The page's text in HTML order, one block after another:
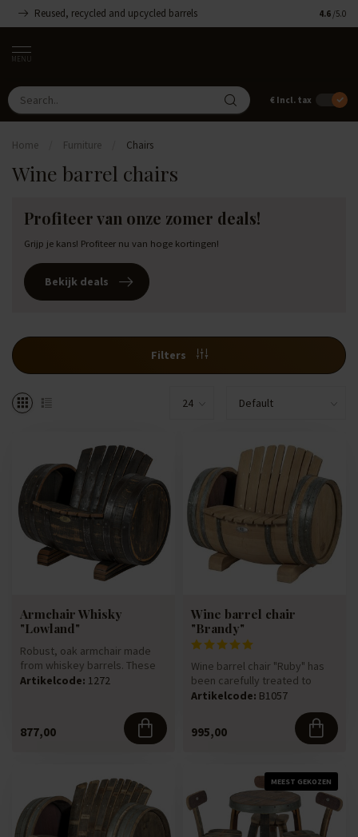
Reused, recycled and upcycled barrels 4.6 /5.0
MENU
€ Incl. tax
Home Furniture Chairs
Wine barrel chairs
Profiteer van onze zomer deals!
Grijp je kans! Profiteer nu van hoge kortingen!
Bekijk deals
Filters
Armchair Whisky
"Lowland"
Robust, oak armchair made
from whiskey barrels. These
barrels have contained whi...
Artikelcode: 1272
877,00
Wine barrel chair
"Brandy"
Wine barrel chair "Ruby" has
been carefully treated to
provide a course finish. ...
Artikelcode: B1057
995,00
MEEST GEKOZEN